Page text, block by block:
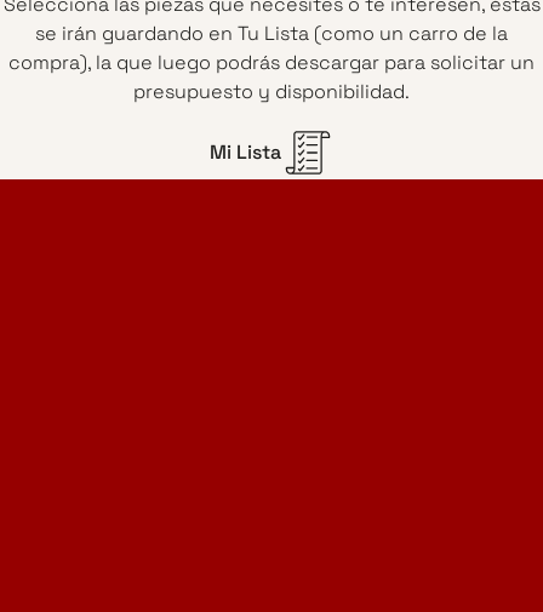
se irán guardando en Tu Lista (como un carro de la
compra), la que luego podrás descargar para solicitar un
presupuesto y disponibilidad.
Mi Lista